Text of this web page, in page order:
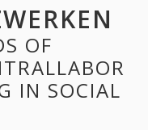
OF
IN SOCIAL